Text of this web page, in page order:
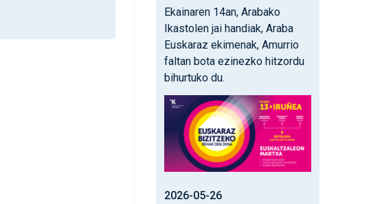
Ekainaren 14an, Arabako
Ikastolen jai handiak, Araba
Euskaraz ekimenak, Amurrio
faltan bota ezinezko hitzordu
bihurtuko du.
Irudia
2026-05-26